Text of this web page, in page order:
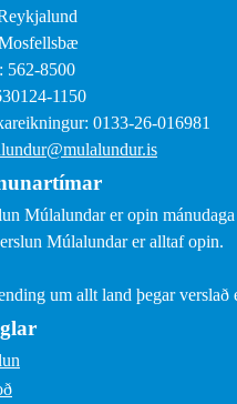
562-8500
1150
0133-26-016981
Múlalundar er opin
Múlalundar er alltaf opin.
um allt land þegar